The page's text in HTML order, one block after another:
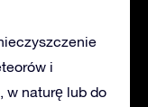
i
w naturę lub do